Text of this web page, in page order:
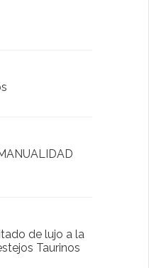
de lujo a la
Taurinos